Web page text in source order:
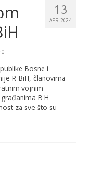
13
APR 2024
0
Bosne i
R BiH, članovima
vojnim
BiH
za sve što su